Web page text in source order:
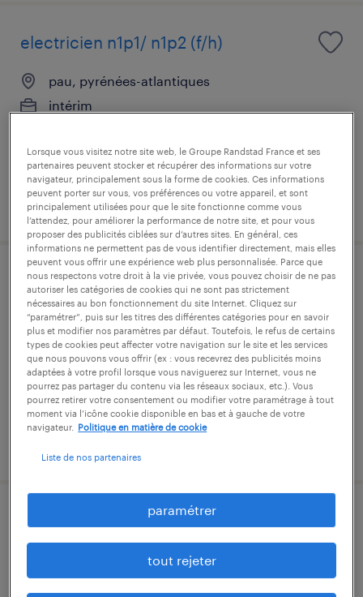
electricien n1p1/ n1p2 (f/h)
pau, pyrénées-atlantiques
intérim
publié le 17 juillet 2026
coffreur bancheur (f/h)
pau, pyrénées-atlantiques
intérim
14,70 € par heure
technicien instrumentistes (f/h) (f/h)
pau, pyrénées-atlantiques
intérim
Lorsque vous visitez notre site web, le Groupe Randstad France et ses
partenaires peuvent stocker et récupérer des informations sur votre
navigateur, principalement sous la forme de cookies. Ces informations
peuvent porter sur vous, vos préférences ou votre appareil, et sont
principalement utilisées pour que le site fonctionne comme vous
l’attendez, pour améliorer la performance de notre site, et pour vous
proposer des publicités ciblées sur d’autres sites. En général, ces
informations ne permettent pas de vous identifier directement, mais elles
peuvent vous offrir une expérience web plus personnalisée. Parce que
nous respectons votre droit à la vie privée, vous pouvez choisir de ne pas
autoriser les catégories de cookies qui ne sont pas strictement
nécessaires au bon fonctionnement du site Internet. Cliquez sur
“paramétrer”, puis sur les titres des différentes catégories pour en savoir
plus et modifier nos paramètres par défaut. Toutefois, le refus de certains
types de cookies peut affecter votre navigation sur le site et les services
que nous pouvons vous offrir (ex : vous recevrez des publicités moins
adaptées à votre profil lorsque vous naviguerez sur Internet, vous ne
pourrez pas partager du contenu via les réseaux sociaux, etc.). Vous
pourrez retirer votre consentement ou modifier votre paramétrage à tout
moment via l’icône cookie disponible en bas et à gauche de votre
navigateur.
Politique en matière de cookie
Liste de nos partenaires
paramétrer
tout rejeter